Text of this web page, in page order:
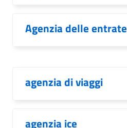
Agenzia delle entrate
agenzia di viaggi
agenzia ice